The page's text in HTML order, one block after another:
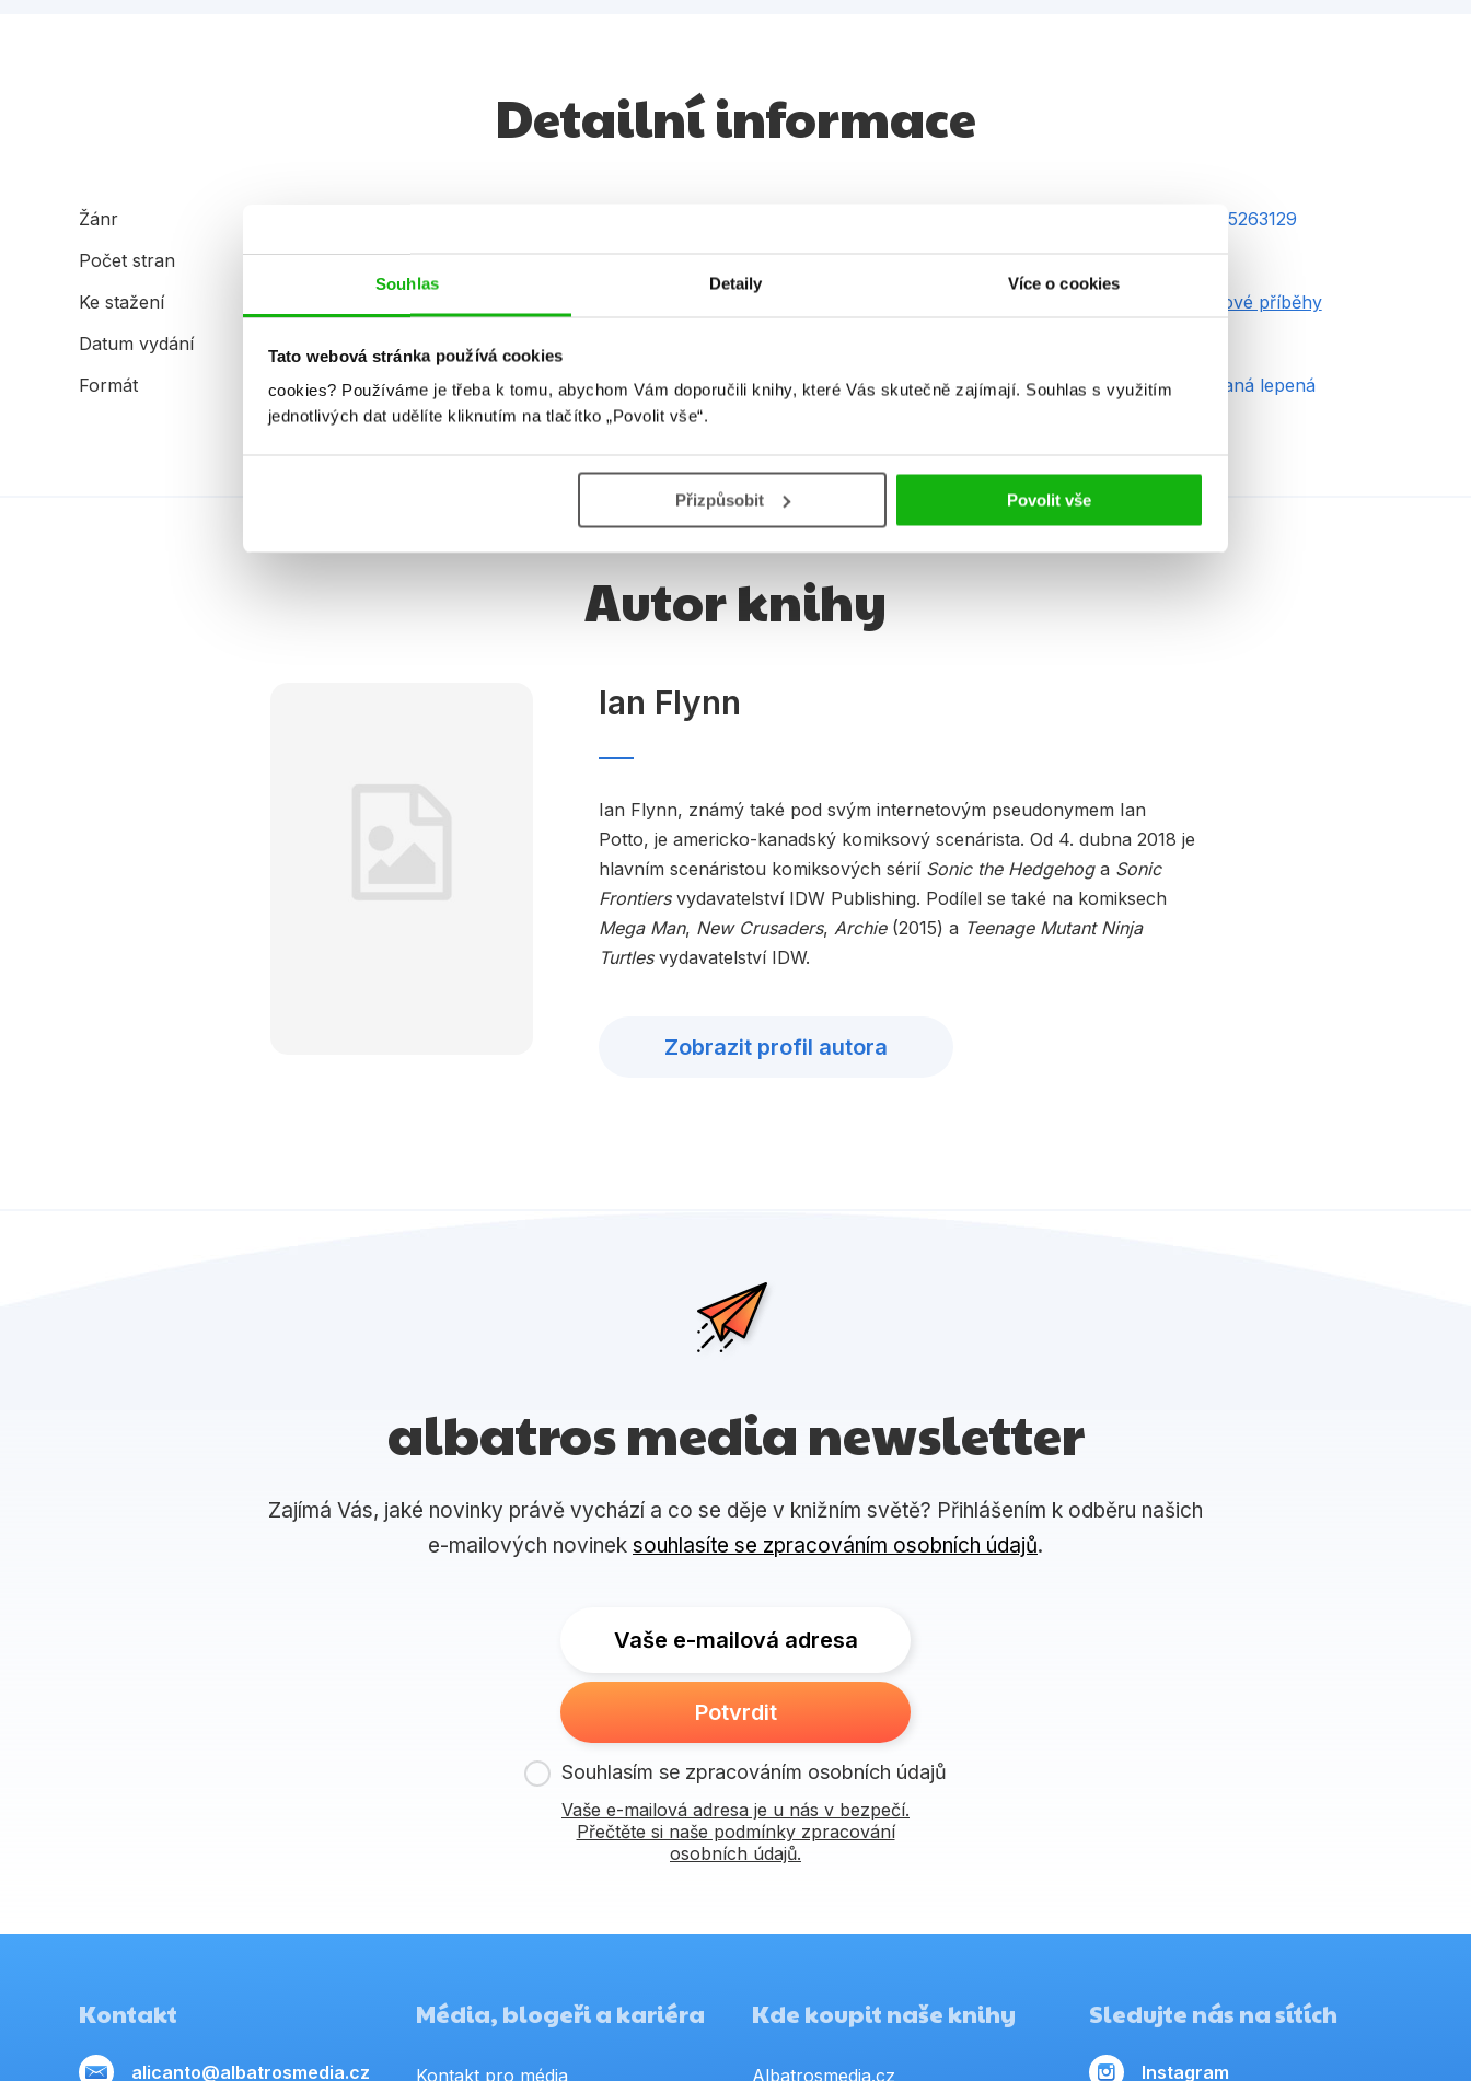
Souhlas Detaily Více o cookies
Tato webová stránka používá cookies
cookies? Používáme je třeba k tomu, abychom Vám doporučili knihy, které Vás skutečně zajímají. Souhlas s využitím
jednotlivých dat udělíte kliknutím na tlačítko „Povolit vše“.
Přizpůsobit Povolit vše
Detailní informace
Žánr
Počet stran
112
Ke stažení
Datum vydání
18.05.2026
Formát
170x260 mm
Původní název
Původní jazyk
9788025263129
Komiksové příběhy
Vazba
brožovaná lepená
Autor knihy
Ian Flynn
Ian Flynn, známý také pod svým internetovým pseudonymem Ian
Potto, je americko-kanadský komiksový scenárista. Od 4. dubna 2018 je
hlavním scenáristou komiksových sérií Sonic the Hedgehoga Sonic
Frontiersvydavatelství IDW Publishing. Podílel se také na komiksech
Mega Man, New Crusaders, Archie(2015) a Teenage Mutant Ninja
Turtlesvydavatelství IDW.
Zobrazit profil autora
albatros media newsletter
Zajímá Vás, jaké novinky právě vychází a co se děje v knižním světě? Přihlášením k odběru našich
e-mailových novinek souhlasíte se zpracováním osobních údajů.
Vaše e-mailová adresa
Potvrdit
Souhlasím se zpracováním osobních údajů
Vaše e-mailová adresa je u nás v bezpečí.
Přečtěte si naše podmínky zpracování
osobních údajů.
Kontakt
alicanto@albatrosmedia.cz
Média, blogeři a kariéra
Kontakt pro média
Kde koupit naše knihy
Albatrosmedia.cz
Sledujte nás na sítích
Instagram